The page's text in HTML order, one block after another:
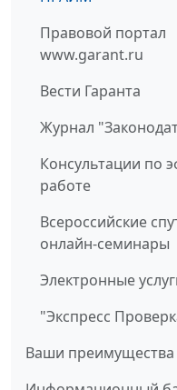
Правовой портал
www.garant.ru
Вести Гаранта
Журнал
Консультации по
работе
Всероссийские
онлайн-семинары
Электронные
"Экспресс
Ваши преимущества